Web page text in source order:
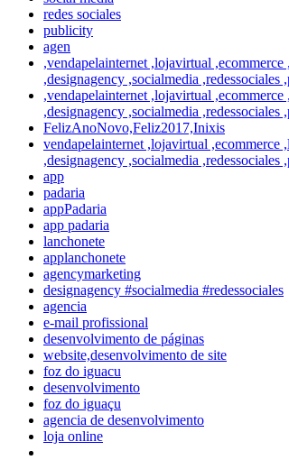
redes sociales
publicity
agen
,vendapelainternet ,lojavirtual
,designagency ,socialmedia ,redessociales
,vendapelainternet ,lojavirtual
,designagency ,socialmedia ,redessociales
FelizAnoNovo,Feliz2017,Inixis
vendapelainternet ,lojavirtual
,designagency ,socialmedia ,redessociales
app
padaria
appPadaria
app padaria
lanchonete
applanchonete
agencymarketing
designagency #socialmedia #redessociales
agencia
e-mail profissional
desenvolvimento de páginas
website,desenvolvimento de site
foz do iguacu
desenvolvimento
foz do iguaçu
agencia de desenvolvimento
loja online